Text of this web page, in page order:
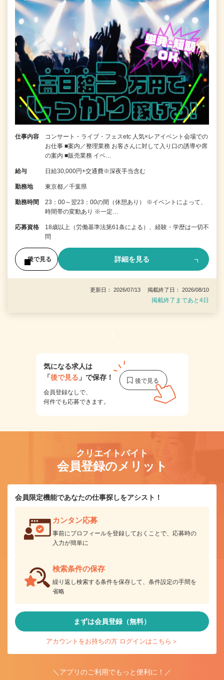
仕事内容
コンサート・ライブ・フェスetc 人気×レアイベント会場での
お仕事 ■案内／整理業務 お客さんに対して入り口の誘導や席
の案内 ■販売業務 イベ…
給与 日給30,000円+交通費※深夜手当含む
勤務地 東京都／千葉県
勤務時間
23：00～翌23：00の間（休憩あり） ※イベントによって、
時間帯の変動あり ※一定…
応募資格
18歳以上（労働基準法第61条による）、経験・学歴は一切不
問
後で見る 詳細を見る
更新日： 2026/07/13 掲載終了日： 2026/08/10
掲載終了まであと4日
1
気になる求人は
「後で見る 」で保存！
会員登録なしで、
何件でも応募できます。
クリエイトバイト
会員登録のメリット
会員限定機能であなたの仕事探しをアシスト！
カンタン応募
事前にプロフィールを登録しておくことで、応募時の
入力が簡単に
検索条件の保存
繰り返し検索する条件を保存して、条件設定の手間を
省略
まずは会員登録（無料）
アカウントをお持ちの方 ログインはこちら＞
＼アプリのご利用でもっと便利に！／